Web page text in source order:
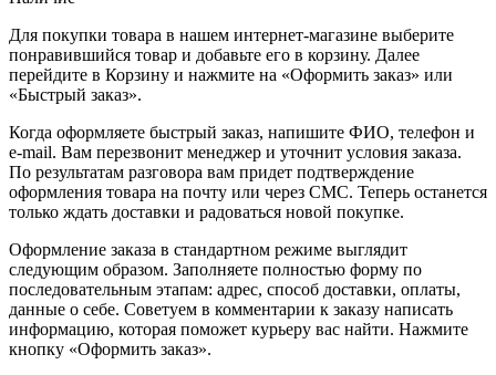
Для покупки товара в нашем интернет-магазине выберите
понравившийся товар и добавьте его в корзину. Далее
перейдите в Корзину и нажмите на «Оформить заказ» или
«Быстрый заказ».
Когда оформляете быстрый заказ, напишите ФИО, телефон и
e-mail. Вам перезвонит менеджер и уточнит условия заказа.
По результатам разговора вам придет подтверждение
оформления товара на почту или через СМС. Теперь останется
только ждать доставки и радоваться новой покупке.
Оформление заказа в стандартном режиме выглядит
следующим образом. Заполняете полностью форму по
последовательным этапам: адрес, способ доставки, оплаты,
данные о себе. Советуем в комментарии к заказу написать
информацию, которая поможет курьеру вас найти. Нажмите
кнопку «Оформить заказ».